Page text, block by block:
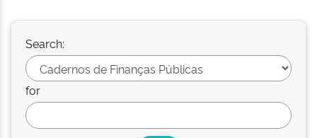
Search:
for